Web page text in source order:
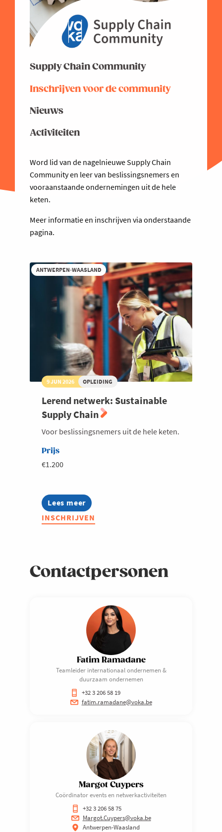
Supply Chain Community
Inschrijven voor de community
Nieuws
Activiteiten
Word lid van de nagelnieuwe Supply Chain
Community en leer van beslissingsnemers en
vooraanstaande ondernemingen uit de hele
keten.
Meer informatie en inschrijven via onderstaande
pagina.
ANTWERPEN-WAASLAND
9 JUN 2026 OPLEIDING
Lerend netwerk: Sustainable
Supply Chain
Voor beslissingsnemers uit de hele keten.
Prijs
€1.200
Lees meer
about
Lerend
netwerk:
INSCHRIJVEN
Contactpersonen
Fatim Ramadane
Teamleider internationaal ondernemen &
duurzaam ondernemen
+32 3 206 58 19
fatim.ramadane@voka.be
Margot Cuypers
Coördinator events en netwerkactiviteiten
+32 3 206 58 75
Margot.Cuypers@voka.be
Antwerpen-Waasland